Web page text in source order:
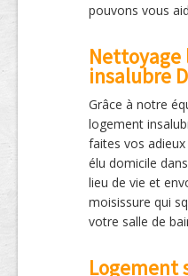
pouvons vous
insalubre
Grâce à notre
logement
faites vos
élu domicile
lieu de vie et
moisissure qui
votre salle de
Logement